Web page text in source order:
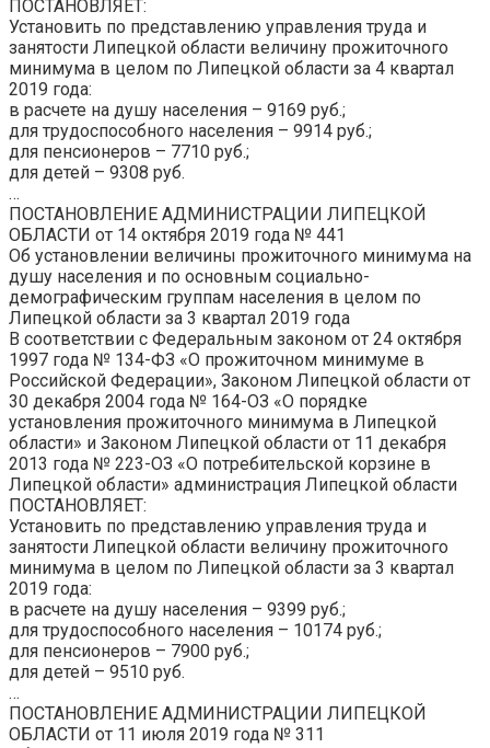
ПОСТАНОВЛЯЕТ:
Установить по представлению управления труда и
занятости Липецкой области величину прожиточного
минимума в целом по Липецкой области за 4 квартал
2019 года:
в расчете на душу населения – 9169 руб.;
для трудоспособного населения – 9914 руб.;
для пенсионеров – 7710 руб.;
для детей – 9308 руб.
…
ПОСТАНОВЛЕНИЕ АДМИНИСТРАЦИИ ЛИПЕЦКОЙ
ОБЛАСТИ от 14 октября 2019 года № 441
Об установлении величины прожиточного минимума на
душу населения и по основным социально-
демографическим группам населения в целом по
Липецкой области за 3 квартал 2019 года
В соответствии с Федеральным законом от 24 октября
1997 года № 134-ФЗ «О прожиточном минимуме в
Российской Федерации», Законом Липецкой области от
30 декабря 2004 года № 164-ОЗ «О порядке
установления прожиточного минимума в Липецкой
области» и Законом Липецкой области от 11 декабря
2013 года № 223-ОЗ «О потребительской корзине в
Липецкой области» администрация Липецкой области
ПОСТАНОВЛЯЕТ:
Установить по представлению управления труда и
занятости Липецкой области величину прожиточного
минимума в целом по Липецкой области за 3 квартал
2019 года:
в расчете на душу населения – 9399 руб.;
для трудоспособного населения – 10174 руб.;
для пенсионеров – 7900 руб.;
для детей – 9510 руб.
…
ПОСТАНОВЛЕНИЕ АДМИНИСТРАЦИИ ЛИПЕЦКОЙ
ОБЛАСТИ от 11 июля 2019 года № 311